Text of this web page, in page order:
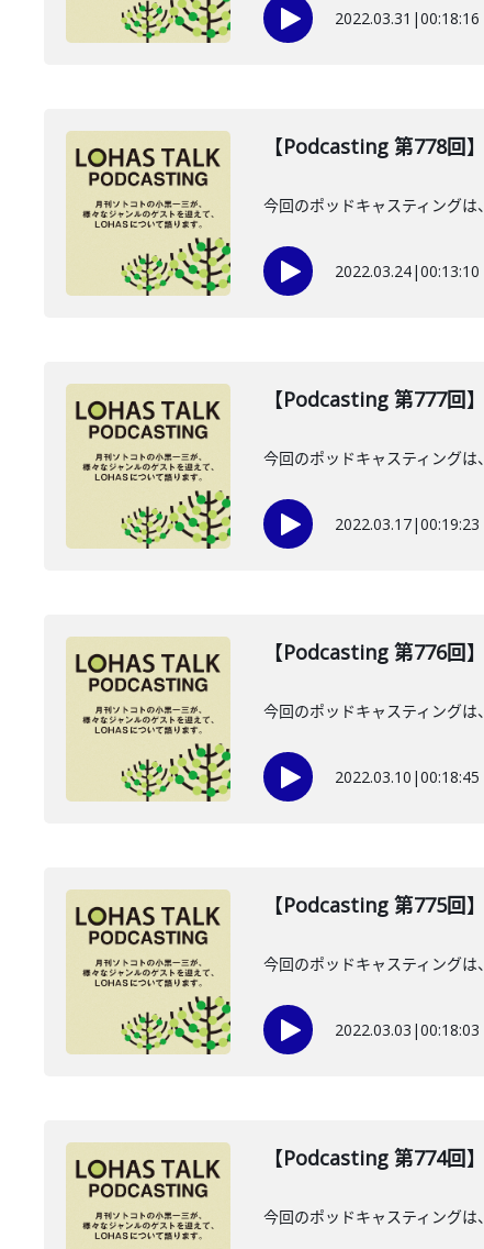
2022.03.31 |00:18:16
【Podcasting 第778回
今回のポッドキャスティングは
2022.03.24|00:13:10
【Podcasting 第777回
今回のポッドキャスティング
2022.03.17|00:19:23
【Podcasting 第776回
今回のポッドキャスティング
2022.03.10 |00:18:45
【Podcasting 第775回
今回のポッドキャスティング
2022.03.03 |00:18:03
【Podcasting 第774回
今回のポッドキャスティング